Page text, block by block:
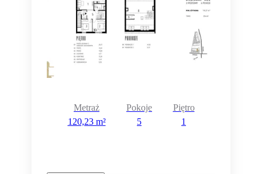
Metraż
120,23 m²
Pokoje
5
Piętro
1